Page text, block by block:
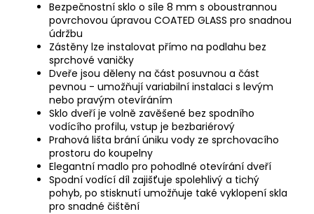
Bezpečnostní sklo o síle 8 mm s oboustrannou
povrchovou úpravou COATED GLASS pro snadnou
údržbu
Zástěny lze instalovat přímo na podlahu bez
sprchové vaničky
Dveře jsou děleny na část posuvnou a část
pevnou - umožňují variabilní instalaci s levým
nebo pravým otevíráním
Sklo dveří je volně zavěšené bez spodního
vodícího profilu, vstup je bezbariérový
Prahová lišta brání úniku vody ze sprchovacího
prostoru do koupelny
Elegantní madlo pro pohodlné otevírání dveří
Spodní vodící díl zajišťuje spolehlivý a tichý
pohyb, po stisknutí umožňuje také vyklopení skla
pro snadné čištění